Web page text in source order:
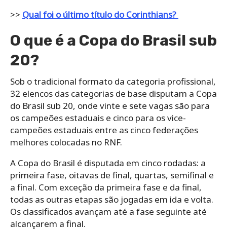
>> Qual foi o último título do Corinthians?
O que é a Copa do Brasil sub
20?
Sob o tradicional formato da categoria profissional,
32 elencos das categorias de base disputam a Copa
do Brasil sub 20, onde vinte e sete vagas são para
os campeões estaduais e cinco para os vice-
campeões estaduais entre as cinco federações
melhores colocadas no RNF.
A Copa do Brasil é disputada em cinco rodadas: a
primeira fase, oitavas de final, quartas, semifinal e
a final. Com exceção da primeira fase e da final,
todas as outras etapas são jogadas em ida e volta.
Os classificados avançam até a fase seguinte até
alcançarem a final.